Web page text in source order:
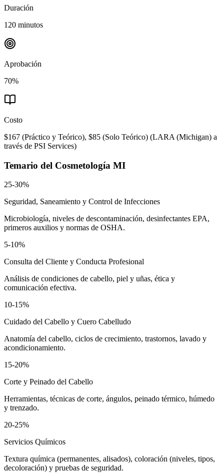
Duración
120 minutos
Aprobación
70%
Costo
$167 (Práctico y Teórico), $85 (Solo Teórico) (LARA (Michigan) a
través de PSI Services)
Temario del Cosmetología MI
25-30%
Seguridad, Saneamiento y Control de Infecciones
Microbiología, niveles de descontaminación, desinfectantes EPA,
primeros auxilios y normas de OSHA.
5-10%
Consulta del Cliente y Conducta Profesional
Análisis de condiciones de cabello, piel y uñas, ética y
comunicación efectiva.
10-15%
Cuidado del Cabello y Cuero Cabelludo
Anatomía del cabello, ciclos de crecimiento, trastornos, lavado y
acondicionamiento.
15-20%
Corte y Peinado del Cabello
Herramientas, técnicas de corte, ángulos, peinado térmico, húmedo
y trenzado.
20-25%
Servicios Químicos
Textura química (permanentes, alisados), coloración (niveles, tipos,
decoloración) y pruebas de seguridad.